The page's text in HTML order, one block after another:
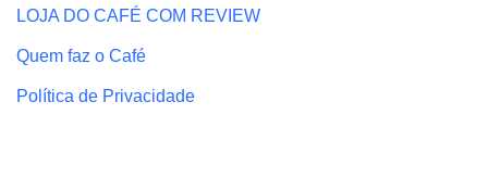
LOJA DO CAFÉ COM REVIEW
Quem faz o Café
Política de Privacidade